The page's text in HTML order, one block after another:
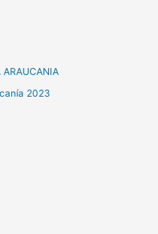
ARAUCANIA
2023